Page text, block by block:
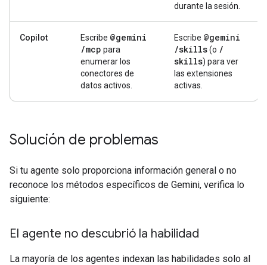
durante la sesión.
Copilot Escribe @gemini
/mcp para
enumerar los
conectores de
datos activos.
Escribe @gemini
/skills(o /
skills) para ver
las extensiones
activas.
Solución de problemas
Si tu agente solo proporciona información general o no
reconoce los métodos específicos de Gemini, verifica lo
siguiente:
El agente no descubrió la habilidad
La mayoría de los agentes indexan las habilidades solo al